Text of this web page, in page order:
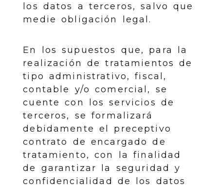
los datos a terceros, salvo que
medie obligación legal.
En los supuestos que, para la
realización de tratamientos de
tipo administrativo, fiscal,
contable y/o comercial, se
cuente con los servicios de
terceros, se formalizará
debidamente el preceptivo
contrato de encargado de
tratamiento, con la finalidad
de garantizar la seguridad y
confidencialidad de los datos